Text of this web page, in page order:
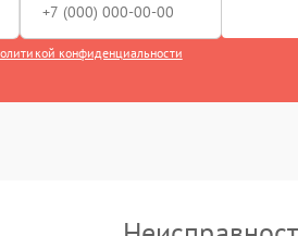
конфиденциальности